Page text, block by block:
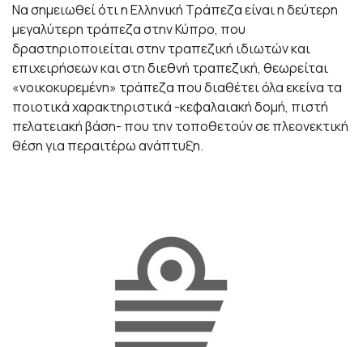
Να σημειωθεί ότι η Ελληνική Τράπεζα είναι η δεύτερη
μεγαλύτερη τράπεζα στην Κύπρο, που
δραστηριοποιείται στην τραπεζική ιδιωτών και
επιχειρήσεων και στη διεθνή τραπεζική, θεωρείται
«νοικοκυρεμένη» τράπεζα που διαθέτει όλα εκείνα τα
ποιοτικά χαρακτηριστικά -κεφαλαιακή δομή, πιστή
πελατειακή βάση- που την τοποθετούν σε πλεονεκτική
θέση για περαιτέρω ανάπτυξη.